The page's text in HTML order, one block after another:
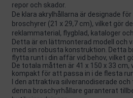
repor och skador.
De klara akrylhållarna är designade
broschyrer (21 x 29,7 cm), vilket gör
reklammaterial, flygblad, kataloger
Detta är en lättmonterad modell och
med sin robusta konstruktion. Detta
flytta runt i din affär vid behov, vilket
De totala måtten är 41 x 150 x 33
kompakt för att passa in i de flesta
I den attraktiva silveranodiserade
denna broschyrhållare garanterat